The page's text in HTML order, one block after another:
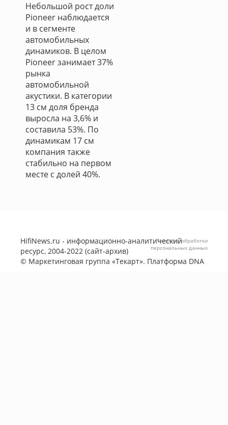
Небольшой рост доли
Pioneer наблюдается
и в сегменте
автомобильных
динамиков. В целом
Pioneer занимает 37%
рынка
автомобильной
акустики. В категории
13 см доля бренда
выросла на 3,6% и
составила 53%. По
динамикам 17 см
компания также
стабильно на первом
месте с долей 40%.
HifiNews.ru - информационно-аналитический
ресурс, 2004-2022 (сайт-архив)
© Маркетинговая группа «Текарт». Платформа DNA
Политика обработки
персональных данных